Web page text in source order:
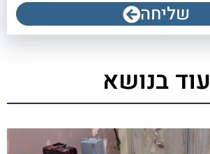
שליחה
עוד בנושא